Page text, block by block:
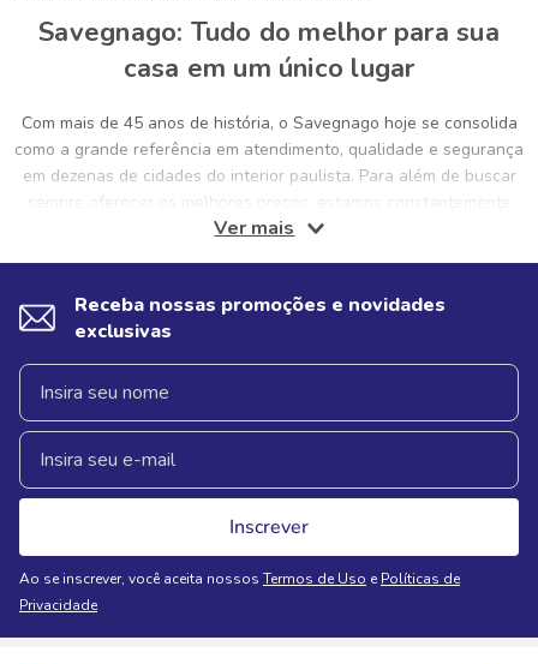
Savegnago: Tudo do melhor para sua
casa em um único lugar
Com mais de 45 anos de história, o Savegnago hoje se consolida
como a grande referência em atendimento, qualidade e segurança
em dezenas de cidades do interior paulista. Para além de buscar
sempre oferecer os melhores preços, estamos constantemente
pensando e proporcionando ofertas exclusivas, aliadas a um
casa merece sempre estar abastecida com o melhor. Não só isso,
mas ter produtos de qualidade em casa proporciona bem-estar e
saúde para você, sua família, visitas e pets. E foi com essa noção
e preocupação com você que nos consolidamos como uma
comprar no Savegnago é sinônimo de comprar com qualidade e
Ver mais
Receba nossas promoções e novidades
exclusivas
Inscrever
Ao se inscrever, você aceita nossos Termos de Uso e Políticas de
Privacidade